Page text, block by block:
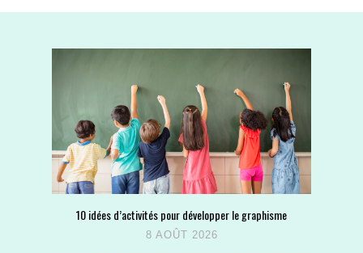
10 idées d’activités pour développer le graphisme
8 AOÛT 2026